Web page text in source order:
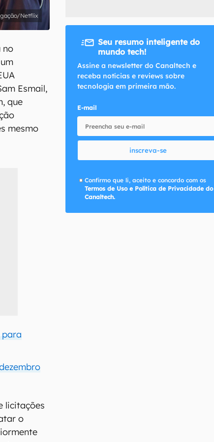
Netflix
no
Esmail,
que
mesmo
para
licitações
o
Seu resumo inteligente do
mundo tech!
Assine a newsletter do Canaltech e
receba notícias e reviews sobre
tecnologia em primeira mão.
E-mail
inscreva-se
Confirmo que li, aceito e concordo com os
Termos de Uso e Política de Privacidade do
Canaltech.